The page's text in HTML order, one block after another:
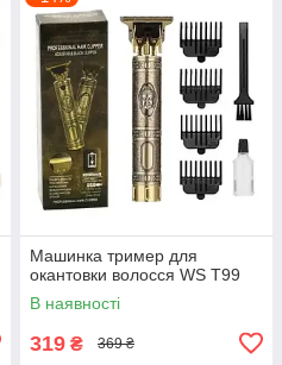
Машинка тример для
окантовки волосся WS T99
В наявності
319 ₴ 369 ₴